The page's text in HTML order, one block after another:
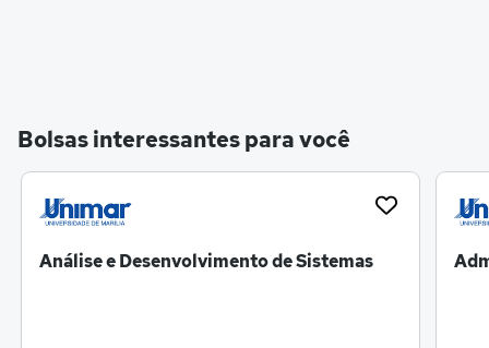
Bolsas interessantes para você
Análise e Desenvolvimento de Sistemas